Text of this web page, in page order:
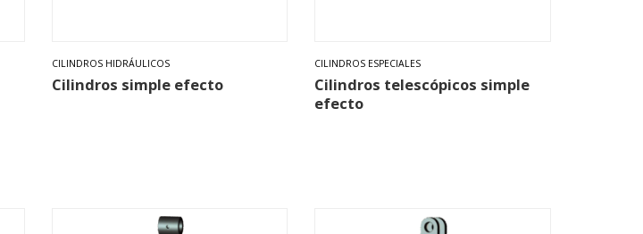
CILINDROS HIDRÁULICOS
Cilindros simple efecto
CILINDROS ESPECIALES
Cilindros telescópicos simple
efecto